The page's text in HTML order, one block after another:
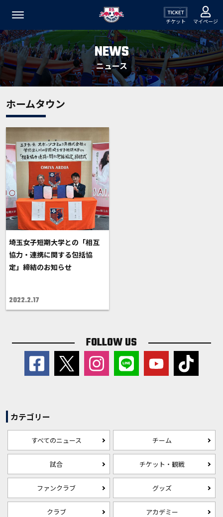
チケット マイページ
NEWS
ニュース
ホームタウン
埼玉女子短期大学との「相互
協力・連携に関する包括協
定」締結のお知らせ
2022.2.17
FOLLOW US
カテゴリー
すべてのニュース チーム
試合 チケット・観戦
ファンクラブ グッズ
クラブ アカデミー